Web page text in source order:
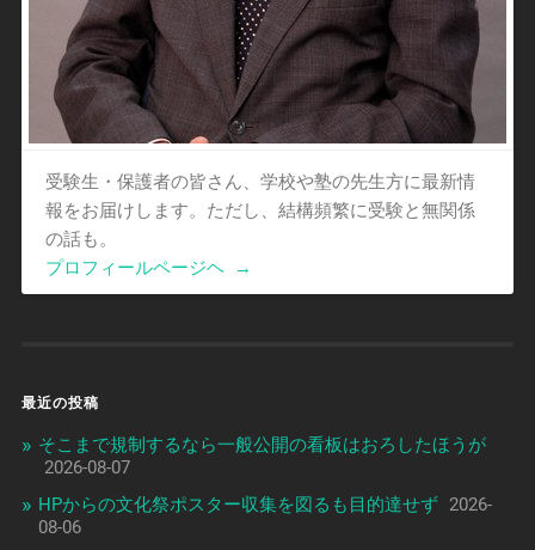
受験生・保護者の皆さん、学校や塾の先生方に最新情
報をお届けします。ただし、結構頻繁に受験と無関係
の話も。
プロフィールページヘ
→
最近の投稿
そこまで規制するなら一般公開の看板はおろしたほうが
2026-08-07
HPからの文化祭ポスター収集を図るも目的達せず 2026-
08-06